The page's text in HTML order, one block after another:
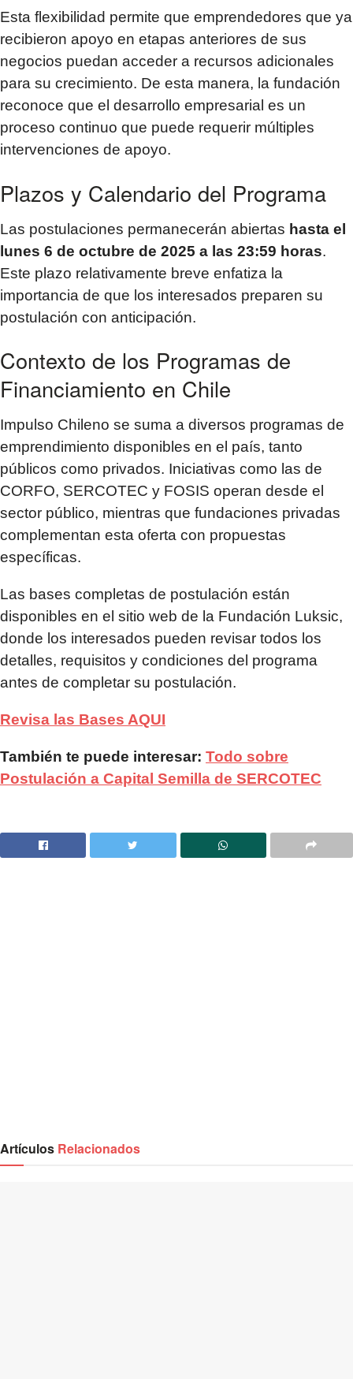
Esta flexibilidad permite que emprendedores que ya
recibieron apoyo en etapas anteriores de sus
negocios puedan acceder a recursos adicionales
para su crecimiento. De esta manera, la fundación
reconoce que el desarrollo empresarial es un
proceso continuo que puede requerir múltiples
intervenciones de apoyo.
Plazos y Calendario del Programa
Las postulaciones permanecerán abiertas hasta el
lunes 6 de octubre de 2025 a las 23:59 horas.
Este plazo relativamente breve enfatiza la
importancia de que los interesados preparen su
postulación con anticipación.
Contexto de los Programas de
Financiamiento en Chile
Impulso Chileno se suma a diversos programas de
emprendimiento disponibles en el país, tanto
públicos como privados. Iniciativas como las de
CORFO, SERCOTEC y FOSIS operan desde el
sector público, mientras que fundaciones privadas
complementan esta oferta con propuestas
específicas.
Las bases completas de postulación están
disponibles en el sitio web de la Fundación Luksic,
donde los interesados pueden revisar todos los
detalles, requisitos y condiciones del programa
antes de completar su postulación.
Revisa las Bases AQUI
También te puede interesar: Todo sobre
Postulación a Capital Semilla de SERCOTEC
Artículos Relacionados